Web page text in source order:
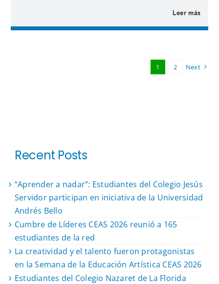
Leer más
1 2 Next
Recent Posts
“Aprender a nadar”: Estudiantes del Colegio Jesús
Servidor participan en iniciativa de la Universidad
Andrés Bello
Cumbre de Líderes CEAS 2026 reunió a 165
estudiantes de la red
La creatividad y el talento fueron protagonistas
en la Semana de la Educación Artística CEAS 2026
Estudiantes del Colegio Nazaret de La Florida